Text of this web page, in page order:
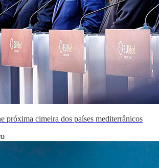
próxima cimeira dos países mediterrânicos